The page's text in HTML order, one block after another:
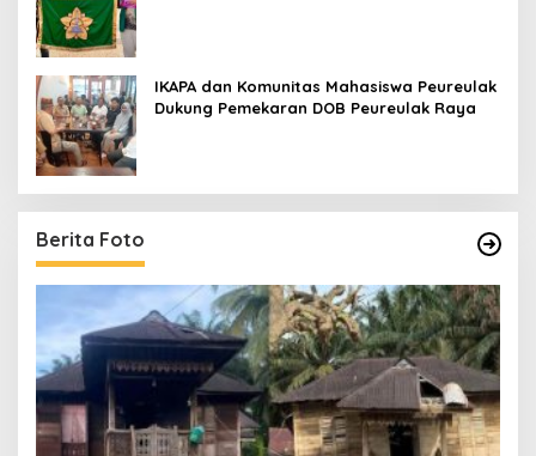
IKAPA dan Komunitas Mahasiswa Peureulak
Dukung Pemekaran DOB Peureulak Raya
Berita Foto